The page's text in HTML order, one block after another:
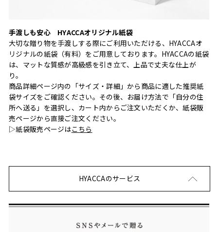
手渡しも安心 HYACCAオリジナル紙袋
大切な贈り物を手渡しする際にご利用いただける、HYACCAオ
リジナルの紙袋（有料）をご用意しております。HYACCAの紙袋
は、マットな質感が高級感を引き立て、上品で丈夫な仕上が
り。
商品詳細ページ内の「サイズ・詳細」から商品に適した推奨紙
袋サイズをご確認ください。その後、お届け方法で「自分の住
所へ送る」を選択し、カート内からご注文いただくか、紙袋販
売ページから直接ご注文ください。
▷紙袋販売ページはこちら
HYACCAのサービス